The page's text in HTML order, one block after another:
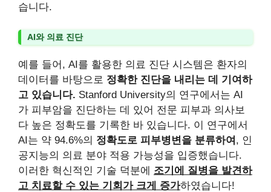
습니다.
AI와 의료 진단
예를 들어, AI를 활용한 의료 진단 시스템은 환자의
데이터를 바탕으로 정확한 진단을 내리는 데 기여하
고 있습니다. Stanford University의 연구에서는 AI
가 피부암을 진단하는 데 있어 전문 피부과 의사보
다 높은 정확도를 기록한 바 있습니다. 이 연구에서
AI는 약 94.6%의 정확도로 피부병변을 분류하여 , 인
공지능의 의료 분야 적용 가능성을 입증했습니다.
이러한 혁신적인 기술 덕분에 조기에 질병을 발견하
고 치료할 수 있는 기회가 크게 증가하였습니다!